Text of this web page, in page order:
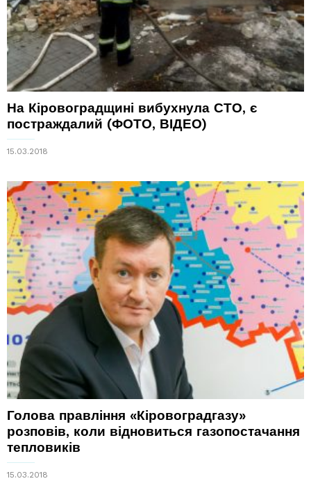
На Кіровоградщині вибухнула СТО, є
постраждалий (ФОТО, ВІДЕО)
15.03.2018
Голова правління «Кіровоградгазу»
розповів, коли відновиться газопостачання
тепловиків
15.03.2018